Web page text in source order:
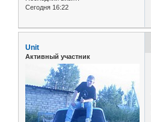
Сегодня 16:22
Unit
Активный участник